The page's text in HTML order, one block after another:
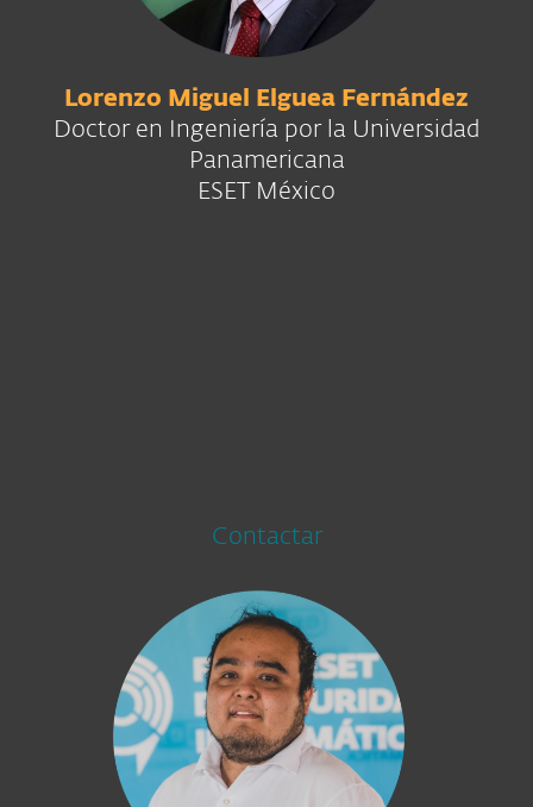
Lorenzo Miguel Elguea Fernández
Doctor en Ingeniería por la Universidad
Panamericana
ESET México
Contactar